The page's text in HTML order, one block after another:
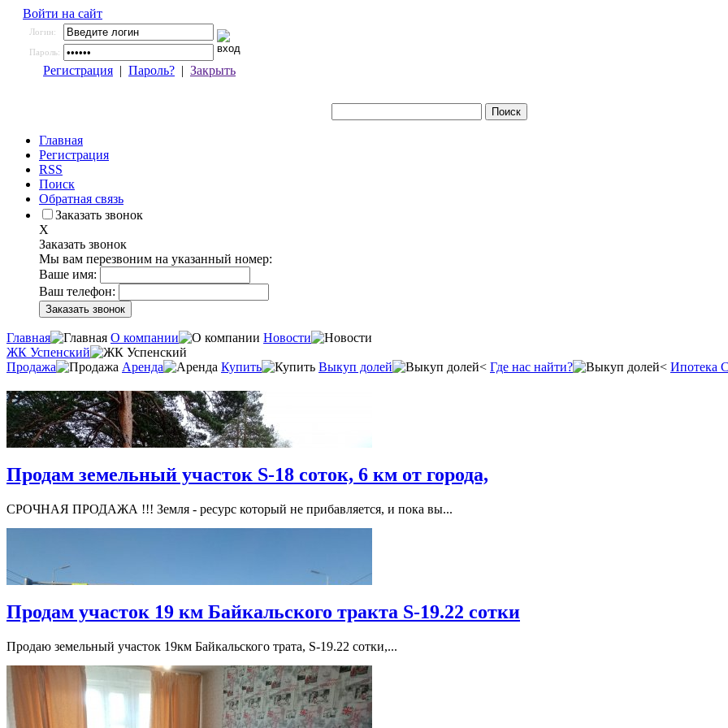
Войти на сайт
Логин:
Пароль:
Регистрация | Пароль? | Закрыть
Главная
Регистрация
RSS
Поиск
Обратная связь
Заказать звонок
X
Заказать звонок
Мы вам перезвоним на указанный номер:
Ваше имя:
Ваш телефон:
Главная О компании
Новости
ЖК Успенский
Продажа
Аренда Купить Выкуп долей Где нас найти? Ипотека
Продам земельный участок S-18 соток, 6 км от города,
СРОЧНАЯ ПРОДАЖА !!! Земля - ресурс который не прибавляется, и пока вы...
Продам участок 19 км Байкальского тракта S-19.22 сотки
Продаю земельный участок 19км Байкальского трата, S-19.22 сотки,...